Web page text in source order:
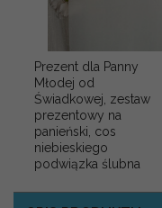
Prezent dla Panny
Młodej od
Świadkowej, zestaw
prezentowy na
panieński, cos
niebieskiego
podwiązka ślubna